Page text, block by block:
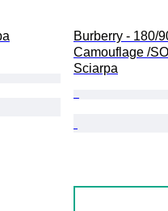
Burberry - 180/
Camouflage /
Sciarpa